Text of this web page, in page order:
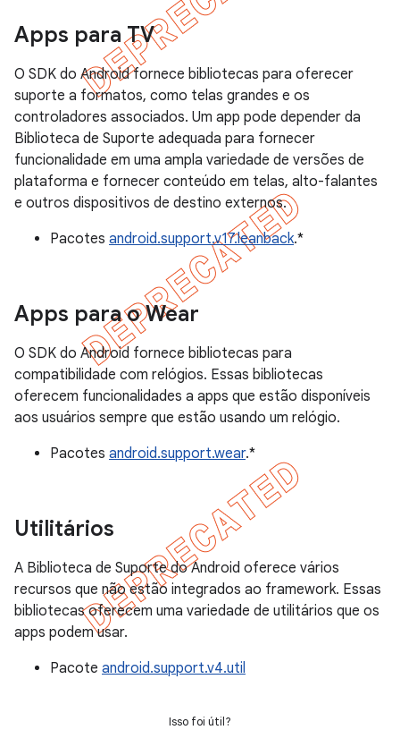
Apps para TV
O SDK do Android fornece bibliotecas para oferecer
suporte a formatos, como telas grandes e os
controladores associados. Um app pode depender da
Biblioteca de Suporte adequada para fornecer
funcionalidade em uma ampla variedade de versões de
plataforma e fornecer conteúdo em telas, alto-falantes
e outros dispositivos de destino externos.
Pacotes android.support.v17.leanback.*
Apps para o Wear
O SDK do Android fornece bibliotecas para
compatibilidade com relógios. Essas bibliotecas
oferecem funcionalidades a apps que estão disponíveis
aos usuários sempre que estão usando um relógio.
Pacotes android.support.wear.*
Utilitários
A Biblioteca de Suporte do Android oferece vários
recursos que não estão integrados ao framework. Essas
bibliotecas oferecem uma variedade de utilitários que os
apps podem usar.
Pacote android.support.v4.util
Isso foi útil?